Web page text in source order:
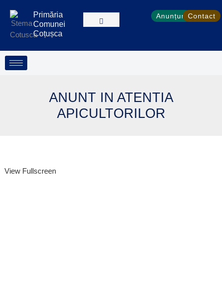
conținut
Primăria
Comunei
Coțușca
Anunțuri Contact
ANUNT IN ATENTIA
APICULTORILOR
View Fullscreen
PDF
content